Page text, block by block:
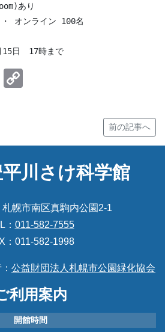
あり
オンライン 100名
日　17時まで
Email
前の記事へ
川さけ科学館
幌市南区真駒内公園2-1
： 011-582-7555
：011-582-1998
公益財団法人札幌市公園緑化協会
利用案内
開館時間